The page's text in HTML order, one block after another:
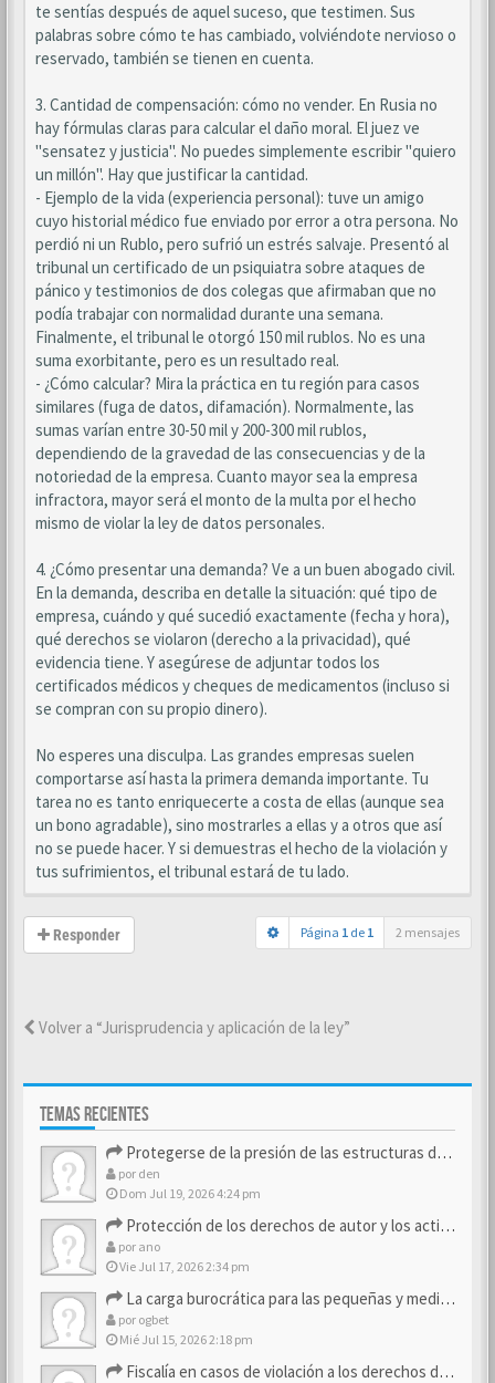
te sentías después de aquel suceso, que testimen. Sus
palabras sobre cómo te has cambiado, volviéndote nervioso o
reservado, también se tienen en cuenta.
3. Cantidad de compensación: cómo no vender. En Rusia no
hay fórmulas claras para calcular el daño moral. El juez ve
"sensatez y justicia". No puedes simplemente escribir "quiero
un millón". Hay que justificar la cantidad.
- Ejemplo de la vida (experiencia personal): tuve un amigo
cuyo historial médico fue enviado por error a otra persona. No
perdió ni un Rublo, pero sufrió un estrés salvaje. Presentó al
tribunal un certificado de un psiquiatra sobre ataques de
pánico y testimonios de dos colegas que afirmaban que no
podía trabajar con normalidad durante una semana.
Finalmente, el tribunal le otorgó 150 mil rublos. No es una
suma exorbitante, pero es un resultado real.
- ¿Cómo calcular? Mira la práctica en tu región para casos
similares (fuga de datos, difamación). Normalmente, las
sumas varían entre 30-50 mil y 200-300 mil rublos,
dependiendo de la gravedad de las consecuencias y de la
notoriedad de la empresa. Cuanto mayor sea la empresa
infractora, mayor será el monto de la multa por el hecho
mismo de violar la ley de datos personales.
4. ¿Cómo presentar una demanda? Ve a un buen abogado civil.
En la demanda, describa en detalle la situación: qué tipo de
empresa, cuándo y qué sucedió exactamente (fecha y hora),
qué derechos se violaron (derecho a la privacidad), qué
evidencia tiene. Y asegúrese de adjuntar todos los
certificados médicos y cheques de medicamentos (incluso si
se compran con su propio dinero).
No esperes una disculpa. Las grandes empresas suelen
comportarse así hasta la primera demanda importante. Tu
tarea no es tanto enriquecerte a costa de ellas (aunque sea
un bono agradable), sino mostrarles a ellas y a otros que así
no se puede hacer. Y si demuestras el hecho de la violación y
tus sufrimientos, el tribunal estará de tu lado.
Responder Página 1 de 1 2 mensajes
Volver a “Jurisprudencia y aplicación de la ley”
TEMAS RECIENTES
Protegerse de la presión de las estructuras de control
por den
Dom Jul 19, 2026 4:24 pm
Protección de los derechos de autor y los activos de marca
por ano
Vie Jul 17, 2026 2:34 pm
La carga burocrática para las pequeñas y medianas empresas
por ogbet
Mié Jul 15, 2026 2:18 pm
Fiscalía en casos de violación a los derechos de los consum…